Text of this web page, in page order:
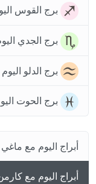
برج القوس
برج الجدي
برج الدلو
برج الحوت
أبراج اليوم مع
أبراج اليوم مع